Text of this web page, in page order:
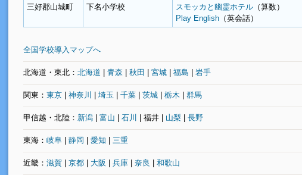
三好郡山城町
下名小学校 スモッカと幽霊ホテル （算数）
Play English （英会話）
全国学校導入マップへ
北海道・東北： 北海道 青森 秋田 宮城 福島 岩手
関東： 東京 神奈川 埼玉 千葉 茨城 栃木 群馬
甲信越・北陸： 新潟 富山 石川 | 福井 | 山梨 長野
東海： 岐阜 静岡 愛知 三重
近畿： 滋賀 京都 大阪 兵庫 奈良 和歌山